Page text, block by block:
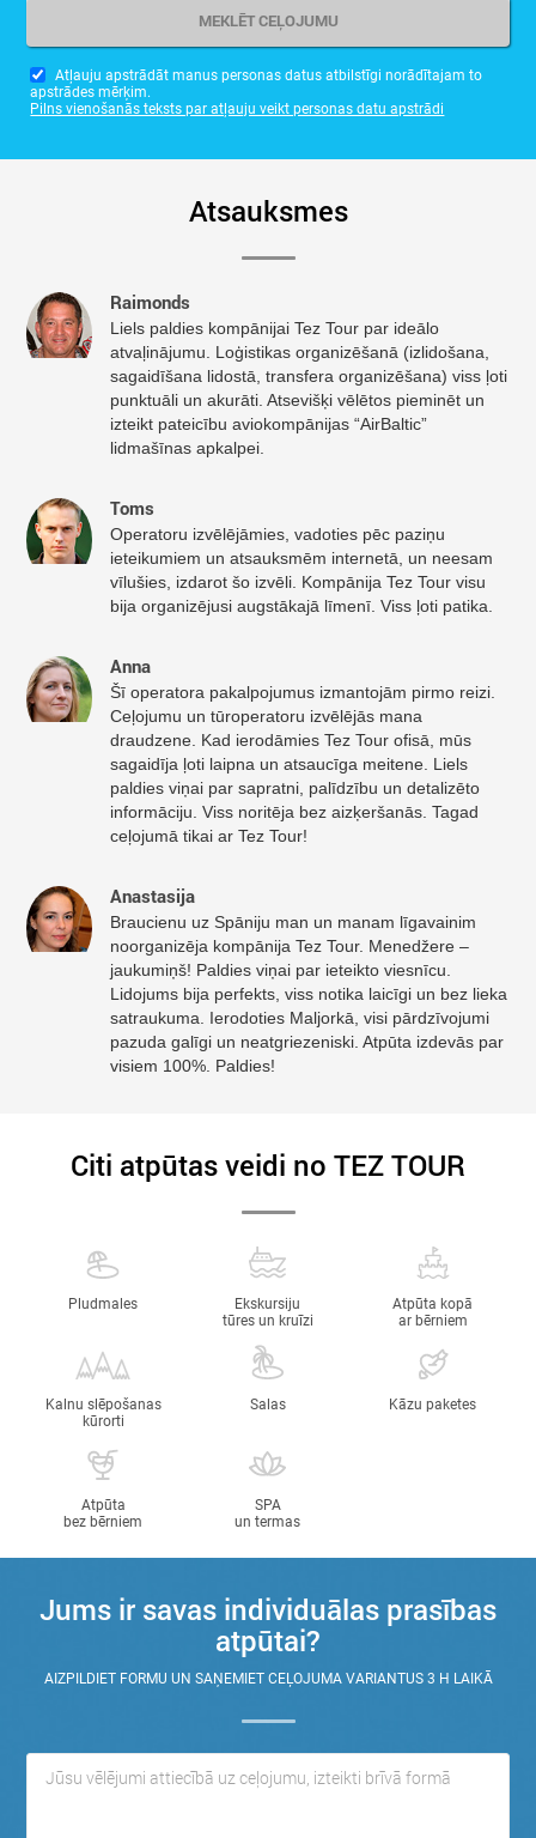
Atļauju apstrādāt manus personas datus atbilstīgi norādītajam to
apstrādes mērķim.
Pilns vienošanās teksts par atļauju veikt personas datu apstrādi
Atsauksmes
Raimonds
Liels paldies kompānijai Tez Tour par ideālo
atvaļinājumu. Loģistikas organizēšanā (izlidošana,
sagaidīšana lidostā, transfera organizēšana) viss ļoti
punktuāli un akurāti. Atsevišķi vēlētos pieminēt un
izteikt pateicību aviokompānijas “AirBaltic”
lidmašīnas apkalpei.
Toms
Operatoru izvēlējāmies, vadoties pēc paziņu
ieteikumiem un atsauksmēm internetā, un neesam
vīlušies, izdarot šo izvēli. Kompānija Tez Tour visu
bija organizējusi augstākajā līmenī. Viss ļoti patika.
Anna
Šī operatora pakalpojumus izmantojām pirmo reizi.
Ceļojumu un tūroperatoru izvēlējās mana
draudzene. Kad ierodāmies Tez Tour ofisā, mūs
sagaidīja ļoti laipna un atsaucīga meitene. Liels
paldies viņai par sapratni, palīdzību un detalizēto
informāciju. Viss noritēja bez aizķeršanās. Tagad
ceļojumā tikai ar Tez Tour!
Anastasija
Braucienu uz Spāniju man un manam līgavainim
noorganizēja kompānija Tez Tour. Menedžere –
jaukumiņš! Paldies viņai par ieteikto viesnīcu.
Lidojums bija perfekts, viss notika laicīgi un bez lieka
satraukuma. Ierodoties Maljorkā, visi pārdzīvojumi
pazuda galīgi un neatgriezeniski. Atpūta izdevās par
visiem 100%. Paldies!
Citi atpūtas veidi no TEZ TOUR
Pludmales
Ekskursiju
tūres un kruīzi
Atpūta kopā
ar bērniem
Kalnu slēpošanas
kūrorti
Salas Kāzu paketes
Atpūta
bez bērniem
SPA
un termas
Jums ir savas individuālas prasības
atpūtai?
AIZPILDIET FORMU UN SAŅEMIET CEĻOJUMA VARIANTUS 3 H LAIKĀ